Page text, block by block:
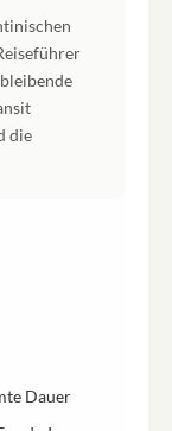
die
Dauer